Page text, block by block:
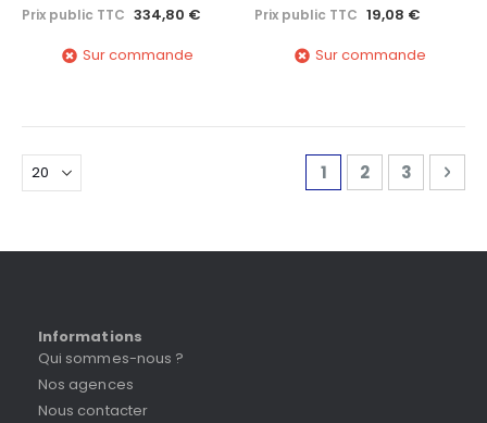
Prix public TTC 334,80 €
Sur commande
Prix public TTC 19,08 €
Sur commande
Page
Vous lisez
1 Page
2 Page
3
Informations
Qui sommes-nous ?
Nos agences
Nous contacter